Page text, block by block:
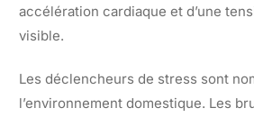
accélération cardiaque et d’une
visible.
Les déclencheurs de stress sont
l’environnement domestique. Les